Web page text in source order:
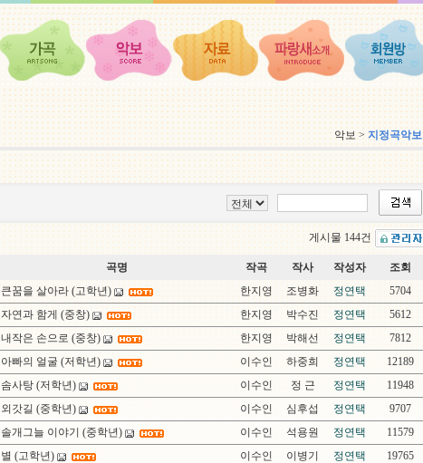
악보 > 지정곡악보
게시물 144건
곡명 작곡 작사 작성자
조회
큰꿈을 살아라 (고학년) 한지영 조병화 정연택
5704
자연과 함게 (중창) 한지영 박수진 정연택
5612
내작은 손으로 (중창) 한지영 박해선 정연택
7812
아빠의 얼굴 (저학년) 이수인 하중희 정연택
12189
솜사탕 (저학년) 이수인 정 근 정연택
11948
외갓길 (중학년) 이수인 심후섭 정연택
9707
솔개그늘 이야기 (중학년) 이수인 석용원 정연택
11579
별 (고학년) 이수인 이병기 정연택
19765